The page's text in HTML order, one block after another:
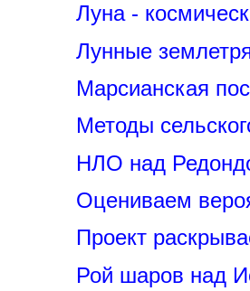
Луна -
Лунные
Марсианская
Методы
НЛО над
Оцениваем
Проект
Рой шаров над